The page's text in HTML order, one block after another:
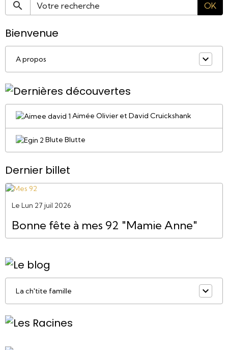
OK
Bienvenue
A propos
Aimée Olivier et David Cruickshank
Blute Blutte
Dernier billet
Le Lun 27 juil 2026
Bonne fête à mes 92 "Mamie Anne"
La ch'tite famille